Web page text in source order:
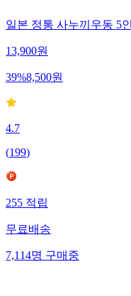
일본 정통 사누끼우동 5
13,900원
39%8,500원
4.7
(199)
255 적립
무료배송
7,114명 구매중